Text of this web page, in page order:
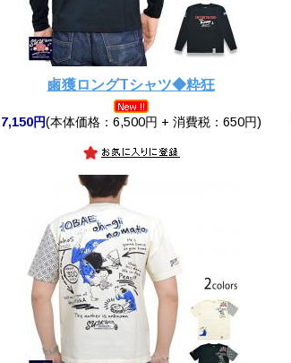
鹵獲ロングTシャツ◆粋狂
7,150円(本体価格：6,500円 + 消費税：650円)